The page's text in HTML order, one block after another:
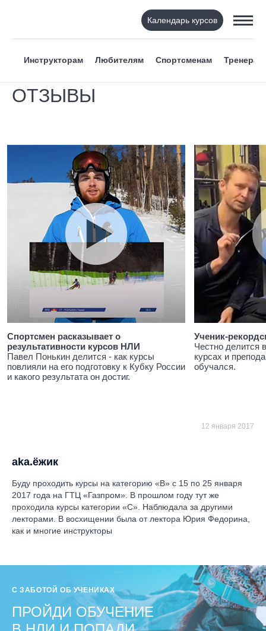
Календарь курсов
Инструкторам Любителям Спортсменам Тренерам
ОТЗЫВЫ
Спортсмен расказывает о
результативности курсов НЛИ
Павел Понькин делится - как курсы
повлияли на его подготовку к Кубку России
и какого результата он достиг.
Ученик-
Честно делится
курсах и
обучался.
12 января 2017
aka.ёжик
Буду проходить курсы на категорию «В» с 15 по 25 января
2017 года на ГТЦ «Газпром». В прошлом году тут же
проходила курсы категории «С». Наблюдала за другими
лекторами. В восхищении была от лектора Юрия Федорина,
как и многие инструкторы
С ЗАБОТОЙ ОБ УЧЕНИКАХ
ПРОЙДИ ОБУЧЕНИЕ